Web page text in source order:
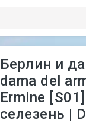
Берлин и
dama del
Ermine
селезень |